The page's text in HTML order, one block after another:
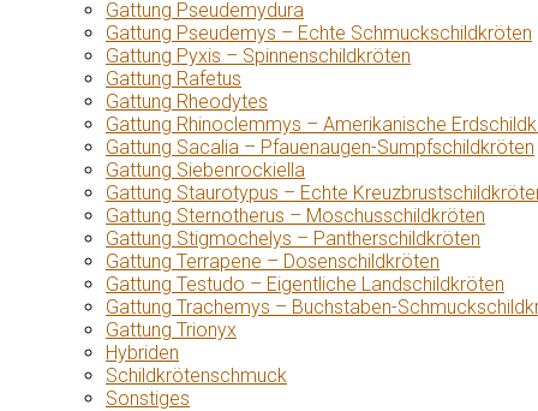
Gattung Pseudemydura
Gattung Pseudemys – Echte Schmuckschildkröten
Gattung Pyxis – Spinnenschildkröten
Gattung Rafetus
Gattung Rheodytes
Gattung Rhinoclemmys – Amerikanische
Gattung Sacalia – Pfauenaugen-Sumpfschildkröten
Gattung Siebenrockiella
Gattung Staurotypus – Echte
Gattung Sternotherus – Moschusschildkröten
Gattung Stigmochelys – Pantherschildkröten
Gattung Terrapene – Dosenschildkröten
Gattung Testudo – Eigentliche Landschildkröten
Gattung Trachemys – Buchstaben-
Gattung Trionyx
Hybriden
Schildkrötenschmuck
Sonstiges